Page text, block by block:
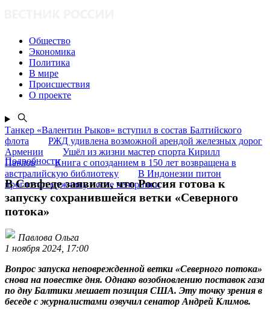
Общество
Экономика
Политика
В мире
Происшествия
О проекте
Танкер «Валентин Рыков» вступил в состав Балтийского
флота
РЖД удивлена возможной арендой железных дорог
Армении
Ушёл из жизни мастер спорта Кирилл
Павлов
Книга с опозданием в 150 лет возвращена в
австралийскую библиотеку
В Индонезии питон
проглотил мужчину после вечеринки
Подробности
В Совфеде заявили, что Россия готова к
запуску сохранившейся ветки «Северного
потока»
Павлова Ольга
1 ноября 2024, 17:00
Вопрос запуска неповрежденной ветки «Северного потока»
снова на повестке дня. Однако возобновлению поставок газа
по дну Балтики мешает позиция США. Эту точку зрения в
беседе с журналистами озвучил сенатор Андрей Климов.